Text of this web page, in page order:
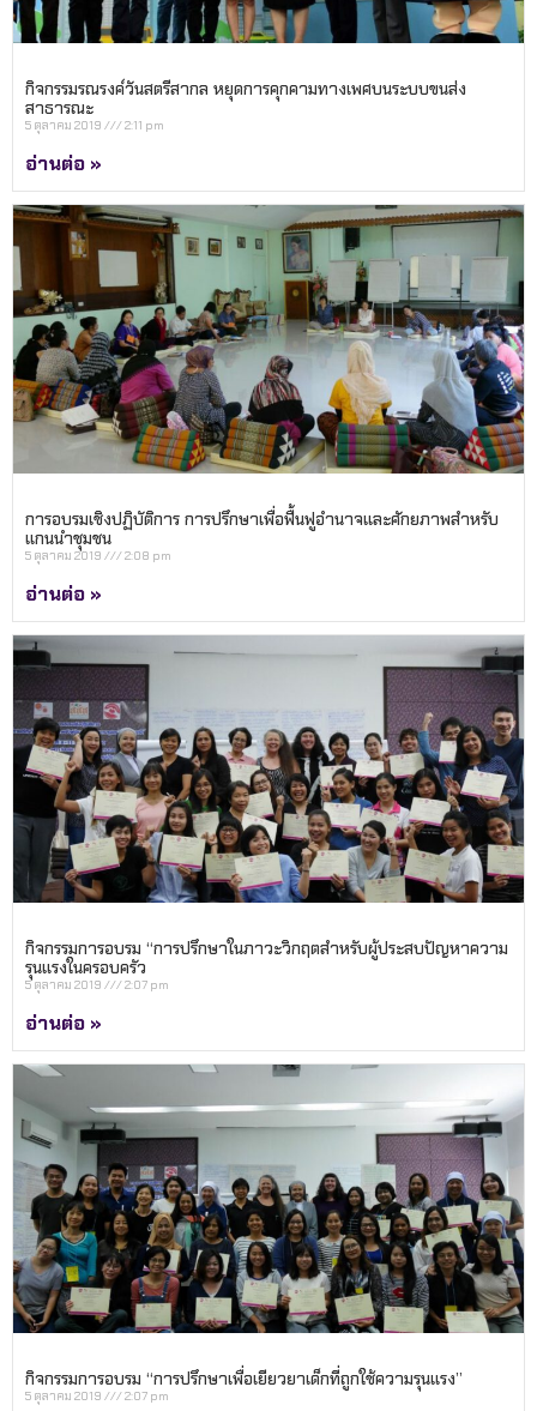
กิจกรรมรณรงค์วันสตรีสากล หยุดการคุกคามทางเพศบนระบบขนส่ง
สาธารณะ
5 ตุลาคม 2019 2:11 pm
อ่านต่อ »
การอบรมเชิงปฏิบัติการ การปรึกษาเพื่อฟื้นฟูอำนาจและศักยภาพสำหรับ
แกนนำชุมชน
5 ตุลาคม 2019 2:08 pm
อ่านต่อ »
กิจกรรมการอบรม “การปรึกษาในภาวะวิกฤตสำหรับผู้ประสบปัญหาความ
รุนแรงในครอบครัว
5 ตุลาคม 2019 2:07 pm
อ่านต่อ »
กิจกรรมการอบรม “การปรึกษาเพื่อเยียวยาเด็กที่ถูกใช้ความรุนแรง”
5 ตุลาคม 2019 2:07 pm